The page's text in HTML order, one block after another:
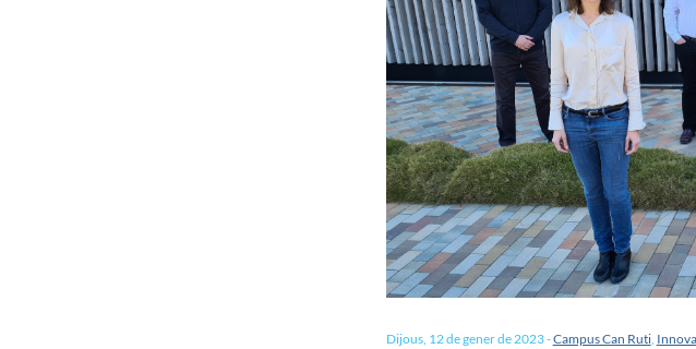
Dijous, 12 de gener de 2023-Campus Can Ruti,